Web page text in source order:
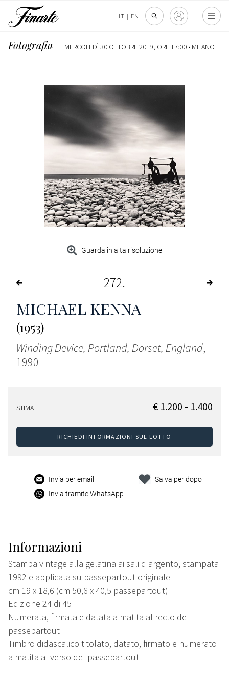
IT | EN
Fotografia MERCOLEDÌ 30 OTTOBRE 2019, ORE 17:00 • MILANO
Guarda in alta risoluzione
272
MICHAEL KENNA
(1953)
Winding Device, Portland, Dorset, England,
1990
STIMA € 1.200 - 1.400
RICHIEDI INFORMAZIONI SUL LOTTO
Invia per email
Invia tramite WhatsApp
Salva per dopo
Informazioni
Stampa vintage alla gelatina ai sali d'argento, stampata
1992 e applicata su passepartout originale
cm 19 x 18,6 (cm 50,6 x 40,5 passepartout)
Edizione 24 di 45
Numerata, firmata e datata a matita al recto del
passepartout
Timbro didascalico titolato, datato, firmato e numerato
a matita al verso del passepartout